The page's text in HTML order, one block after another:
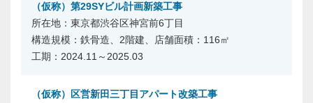
（仮称）第29SYビル計画新築工事
東京都渋谷区神宮前6丁目
鉄骨造、2階建、店舗
116㎡
2024.11～2025.03
（仮称）区営新田三丁目アパート改築工事